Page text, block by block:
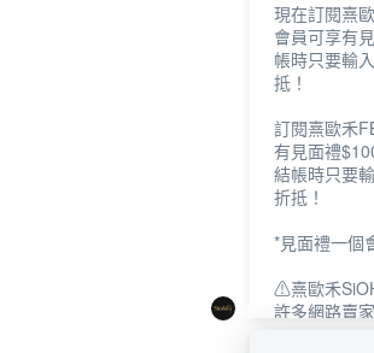
現在訂閱熹
會員可享有
帳時只要輸
抵！
訂閱熹歐禾
有見面禮
結帳時只要
折抵！
*見面禮一個
⚠熹歐禾
許多網路賣